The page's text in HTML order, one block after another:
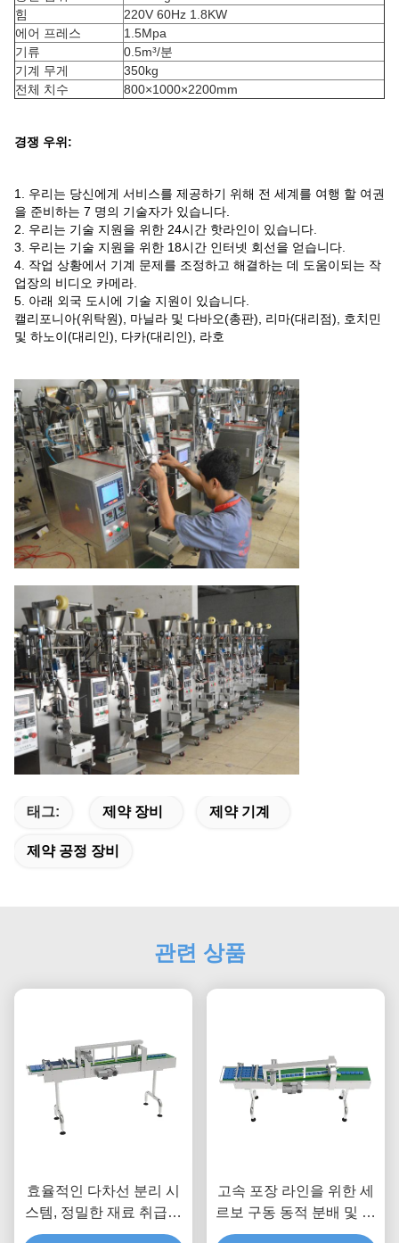
힘
220V 60Hz 1.8KW
에어 프레스
1.5Mpa
기류
0.5m³/분
기계 무게
350kg
전체 치수
800×1000×2200mm
경쟁 우위:
1. 우리는 당신에게 서비스를 제공하기 위해 전 세계를 여행 할 여권
을 준비하는 7 명의 기술자가 있습니다.
2. 우리는 기술 지원을 위한 24시간 핫라인이 있습니다.
3. 우리는 기술 지원을 위한 18시간 인터넷 회선을 얻습니다.
4. 작업 상황에서 기계 문제를 조정하고 해결하는 데 도움이되는 작
업장의 비디오 카메라.
5. 아래 외국 도시에 기술 지원이 있습니다.
캘리포니아(위탁원), 마닐라 및 다바오(총판), 리마(대리점), 호치민
및 하노이(대리인), 다카(대리인), 라호
태그: 제약 장비 제약 기계
제약 공정 장비
관련 상품
효율적인 다차선 분리 시
스템, 정밀한 재료 취급을
위한 공기 압축 및 반 간섭
고속 포장 라인을 위한 세
르보 구동 동적 분배 및 프
로그래밍 가능한 카운팅을